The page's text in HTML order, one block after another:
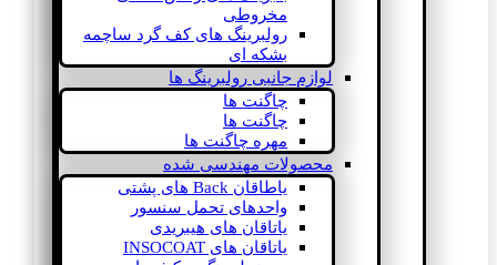
مخروطی
رولبرینگ های کف گرد ساچمه
بشکه ای
لوازم جانبی رولبرینگ ها
چاگنت ها
چاگنت ها
مهره چاگنت ها
محصولات مهندسی شده
یاطاقان Back های پشتی
واحدهای تحمل سنسور
یاتاقان های هیبریدی
یاتاقان های INSOCOAT